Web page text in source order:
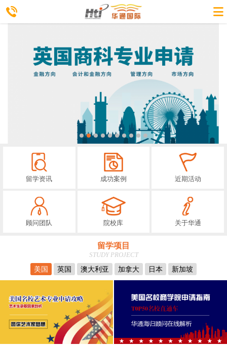
留学资讯 成功案例 近期活动
顾问团队 院校库 关于华通
留学项目
STUDY PROJECT
美国
英国 澳大利亚 加拿大 日本 新加坡